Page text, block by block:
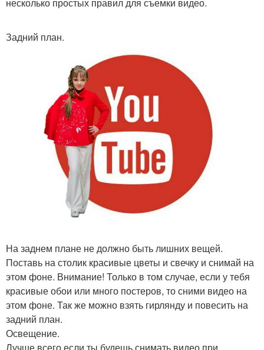
Задний план.
На заднем плане не должно быть лишних вещей.
Поставь на столик красивые цветы и свечку и снимай на
этом фоне. Внимание! Только в том случае, если у тебя
красивые обои или много постеров, то сними видео на
этом фоне. Так же можно взять гирлянду и повесить на
задний план.
Освещение.